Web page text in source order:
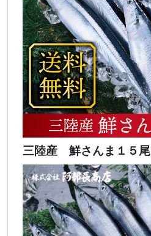
三陸産 鮮さんま１５尾